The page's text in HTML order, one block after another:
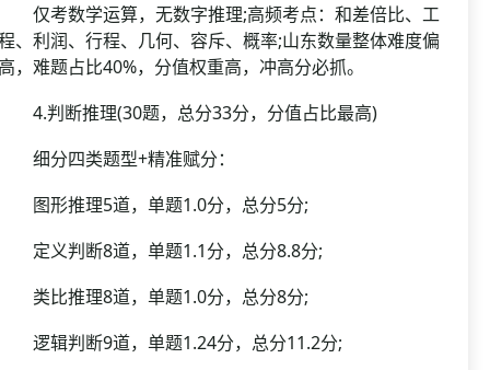
考数学运算，无数字推理;高频考点：和差倍比、工
、利润、行程、几何、容斥、概率;山东数量整体难度偏
，难题占比40%，分值权重高，冲高分必抓。
判断推理(30题，总分33分，分值占比最高)
分四类题型+精准赋分：
形推理5道，单题1.0分，总分5分;
义判断8道，单题1.1分，总分8.8分;
比推理8道，单题1.0分，总分8分;
辑判断9道，单题1.24分，总分11.2分;